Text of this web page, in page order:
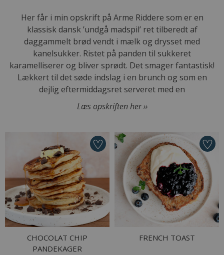
Her får i min opskrift på Arme Riddere som er en
klassisk dansk ’undgå madspil’ ret tilberedt af
daggammelt brød vendt i mælk og drysset med
kanelsukker. Ristet på panden til sukkeret
karamelliserer og bliver sprødt. Det smager fantastisk!
Lækkert til det søde indslag i en brunch og som en
dejlig eftermiddagsret serveret med en
Læs opskriften her ››
CHOCOLAT CHIP
PANDEKAGER
FRENCH TOAST